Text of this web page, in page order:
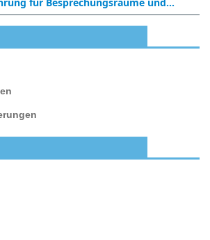
für Besprechungsräume und